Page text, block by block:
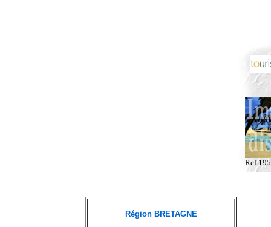
Région BRETAGNE
Ref